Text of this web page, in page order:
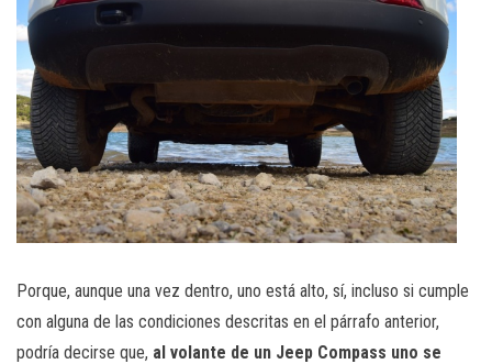
Porque, aunque una vez dentro, uno está alto, sí, incluso si cumple
con alguna de las condiciones descritas en el párrafo anterior,
podría decirse que, al volante de un Jeep Compass uno se